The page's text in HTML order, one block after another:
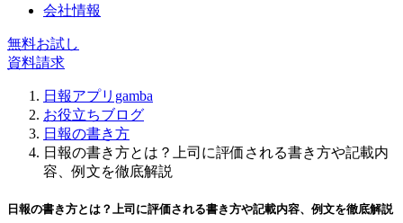
会社情報
無料お試し
資料請求
日報アプリgamba
お役立ちブログ
日報の書き方
日報の書き方とは？上司に評価される書き方や記載内
容、例文を徹底解説
日報の書き方とは？上司に評価される書き方や記載内容、例文を徹底解説